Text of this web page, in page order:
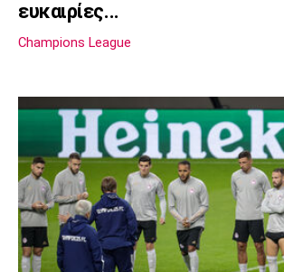
ευκαιρίες...
Champions League